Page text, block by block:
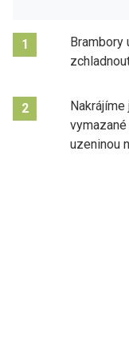
1
Brambory
2
uzeninou